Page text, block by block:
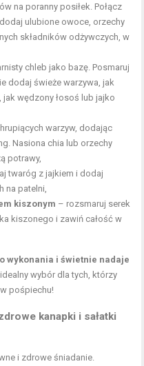
na poranny posiłek. Połącz
ulubione owoce, orzechy
składników odżywczych, w
chleb jako bazę. Posmaruj
dodaj świeże warzywa, jak
jak wędzony łosoś lub jajko
warzyw, dodając
Nasiona chia lub orzechy
potrawy,
twaróg z jajkiem i dodaj
na patelni,
kiszonym – rozsmaruj serek
kiszonego i zawiń całość w
wykonania i świetnie nadaje
wybór dla tych, którzy
pośpiechu!
kanapki i sałatki
i zdrowe śniadanie.